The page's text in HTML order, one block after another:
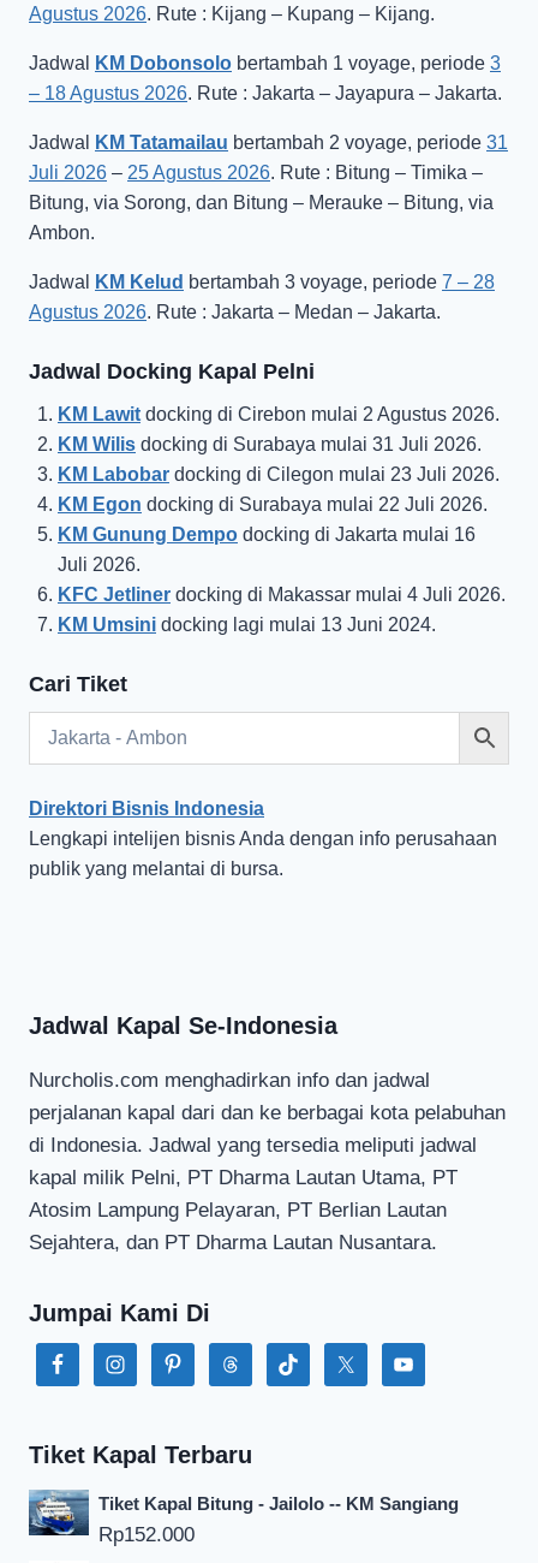
Agustus 2026. Rute : Kijang – Kupang – Kijang.
Jadwal KM Dobonsolo bertambah 1 voyage, periode 3
– 18 Agustus 2026. Rute : Jakarta – Jayapura – Jakarta.
Jadwal KM Tatamailau bertambah 2 voyage, periode 31
Juli 2026 – 25 Agustus 2026. Rute : Bitung – Timika –
Bitung, via Sorong, dan Bitung – Merauke – Bitung, via
Ambon.
Jadwal KM Kelud bertambah 3 voyage, periode 7 – 28
Agustus 2026. Rute : Jakarta – Medan – Jakarta.
Jadwal Docking Kapal Pelni
KM Lawit docking di Cirebon mulai 2 Agustus 2026.
KM Wilis docking di Surabaya mulai 31 Juli 2026.
KM Labobar docking di Cilegon mulai 23 Juli 2026.
KM Egon docking di Surabaya mulai 22 Juli 2026.
KM Gunung Dempo docking di Jakarta mulai 16
Juli 2026.
KFC Jetliner docking di Makassar mulai 4 Juli 2026.
KM Umsini docking lagi mulai 13 Juni 2024.
Cari Tiket
Direktori Bisnis Indonesia
Lengkapi intelijen bisnis Anda dengan info perusahaan
publik yang melantai di bursa.
Jadwal Kapal Se-Indonesia
Nurcholis.com menghadirkan info dan jadwal
perjalanan kapal dari dan ke berbagai kota pelabuhan
di Indonesia. Jadwal yang tersedia meliputi jadwal
kapal milik Pelni, PT Dharma Lautan Utama, PT
Atosim Lampung Pelayaran, PT Berlian Lautan
Sejahtera, dan PT Dharma Lautan Nusantara.
Jumpai Kami Di
Tiket Kapal Terbaru
Tiket Kapal Bitung - Jailolo -- KM Sangiang
Rp152.000